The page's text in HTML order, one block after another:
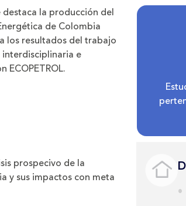
destaca la producción del
de Colombia
los resultados del trabajo
e
ECOPETROL.
prospecivo de la
y sus impactos con meta